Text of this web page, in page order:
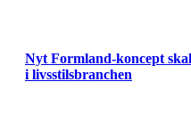
Nyt Formland-koncept
i livsstilsbranchen